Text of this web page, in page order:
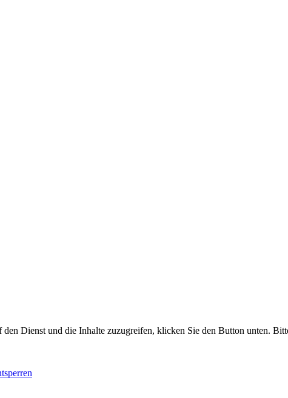
Dienst und die Inhalte zuzugreifen, klicken Sie den Button unten.